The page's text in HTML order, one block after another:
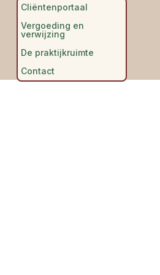
Cliëntenportaal
Vergoeding en
verwijzing
De praktijkruimte
Contact